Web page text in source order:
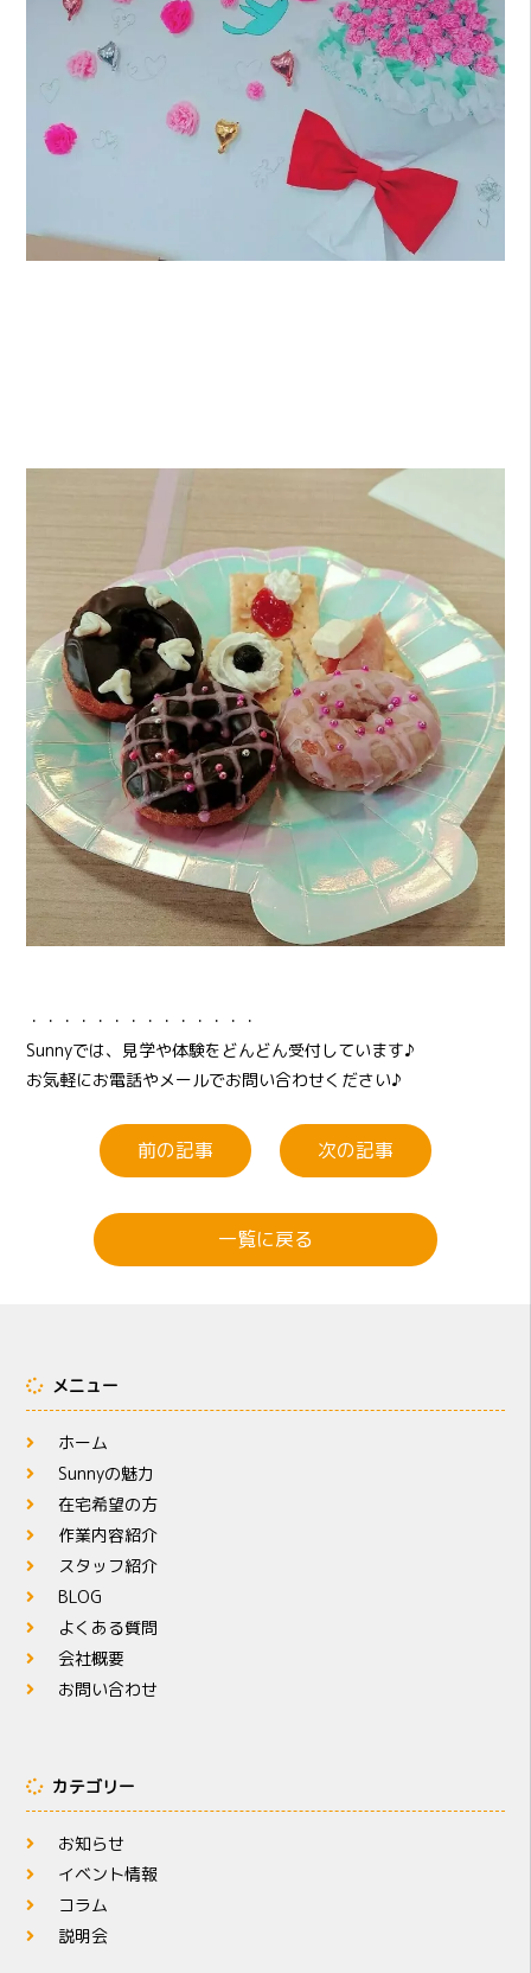
・・・・・・・・・・・・・・
Sunnyでは、見学や体験をどんどん受付しています♪
お気軽にお電話やメールでお問い合わせください♪
前の記事 次の記事
一覧に戻る
メニュー
ホーム
Sunnyの魅力
在宅希望の方
作業内容紹介
スタッフ紹介
BLOG
よくある質問
会社概要
お問い合わせ
カテゴリー
お知らせ
イベント情報
コラム
説明会